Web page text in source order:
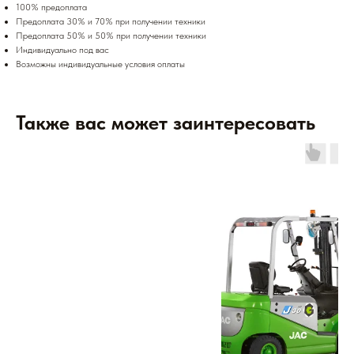
100% предоплата
Предоплата 30% и 70% при получении техники
Предоплата 50% и 50% при получении техники
Индивидуально под вас
Возможны индивидуальные условия оплаты
Также вас может заинтересовать